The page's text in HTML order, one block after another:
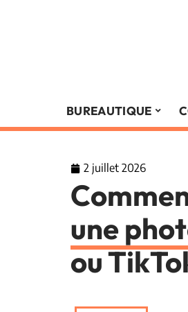
BUREAUTIQUE
2 juillet 2026
une
ou